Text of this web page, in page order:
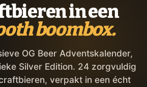
in een
boombox.
OG Beer Adventskalender,
Silver Edition. 24 zorgvuldig
verpakt in een écht